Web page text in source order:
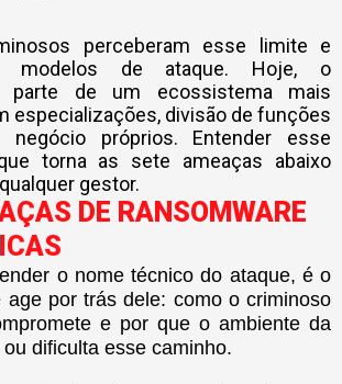
perceberam esse limite e
modelos de ataque. Hoje, o
parte de um ecossistema mais
especializações, divisão de funções
próprios. Entender esse
torna as sete ameaças abaixo
gestor.
DE RANSOMWARE
o nome técnico do ataque, é o
age por trás dele: como o criminoso
e por que o ambiente da
dificulta esse caminho.